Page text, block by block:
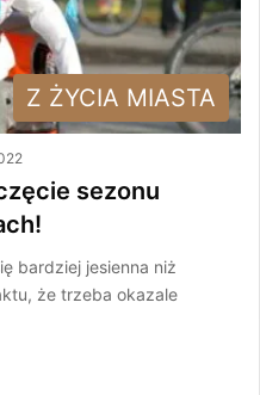
Z ŻYCIA MIASTA
sezonu
bardziej jesienna niż
że trzeba okazale